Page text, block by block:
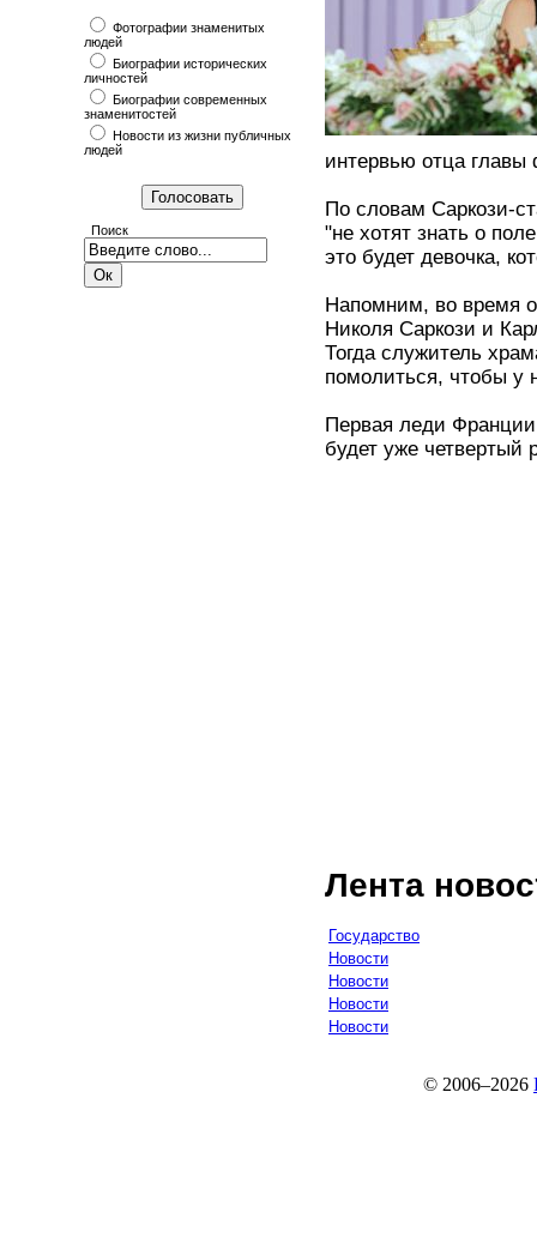
Фотографии знаменитых
людей
Биографии исторических
личностей
Биографии современных
знаменитостей
Новости из жизни публичных
людей
Поиск
интервью отца главы
По словам Саркози-
"не хотят знать о
это будет девочка,
Напомним, во время
Николя Саркози и
Тогда служитель
помолиться, чтобы у
Первая леди
будет уже четвертый
Лента
Государство
Новости
Новости
Новости
Новости
© 2006–2026